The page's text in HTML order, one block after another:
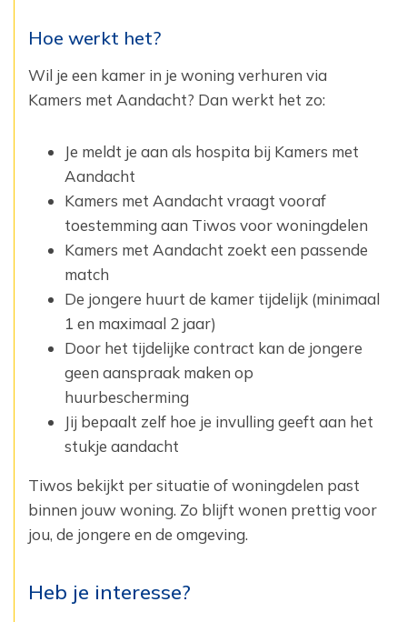
Hoe werkt het?
Wil je een kamer in je woning verhuren via
Kamers met Aandacht? Dan werkt het zo:
Je meldt je aan als hospita bij Kamers met
Aandacht
Kamers met Aandacht vraagt vooraf
toestemming aan Tiwos voor woningdelen
Kamers met Aandacht zoekt een passende
match
De jongere huurt de kamer tijdelijk (minimaal
1 en maximaal 2 jaar)
Door het tijdelijke contract kan de jongere
geen aanspraak maken op
huurbescherming
Jij bepaalt zelf hoe je invulling geeft aan het
stukje aandacht
Tiwos bekijkt per situatie of woningdelen past
binnen jouw woning. Zo blijft wonen prettig voor
jou, de jongere en de omgeving.
Heb je interesse?